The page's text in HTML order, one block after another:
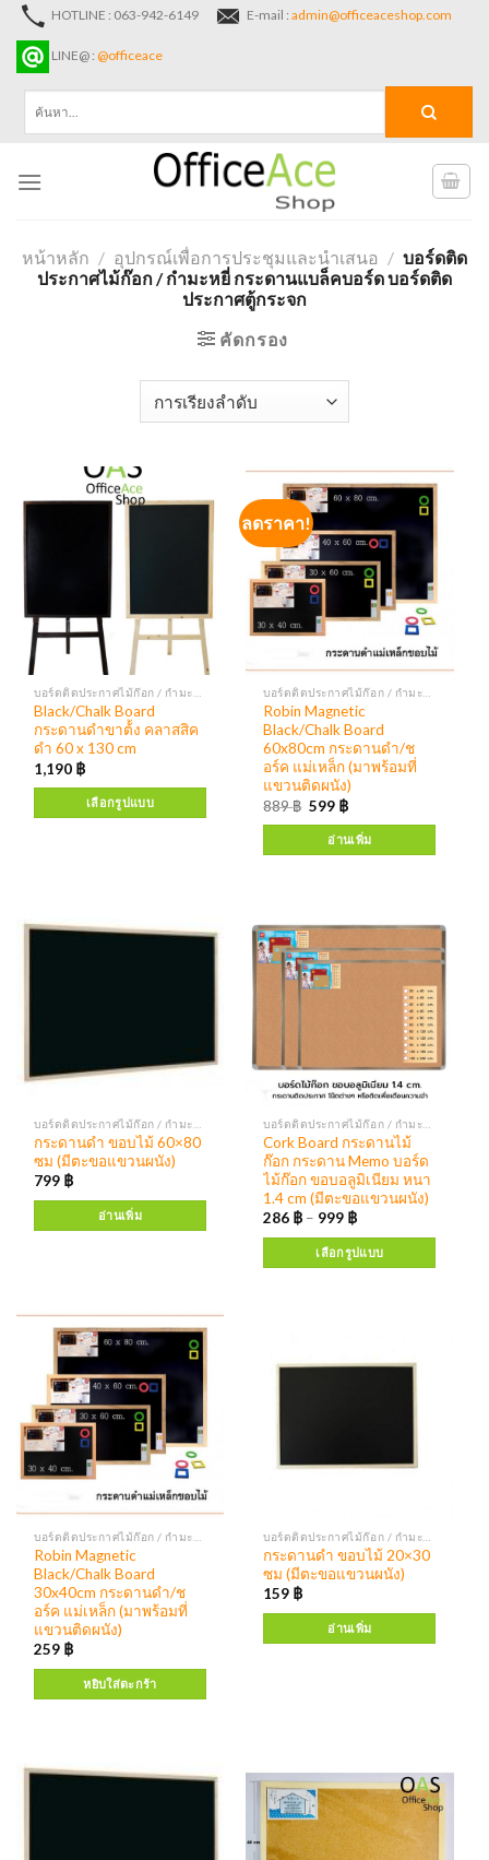
Skip
content
HOTLINE : 063-942-6149 E-mail : admin@officeaceshop.com
LINE@ : @officeace
หน้าหลัก / อุปกรณ์เพื่อการประชุมและนำเสนอ / บอร์ดติด
ประกาศไม้ก๊อก / กำมะหยี่ กระดานแบล็คบอร์ด บอร์ดติด
ประกาศตู้กระจก
คัดกรอง
บอร์ดติดประกาศไม้ก๊อก / กำมะหยี่ กระดานแบล็คบอร์ด บอร์ดติดประกาศตู้กระจก
Black/Chalk Board
กระดานดำขาต้้ง คลาสสิค
ดำ 60 x 130 cm
1,190 ฿
เลือกรูปแบบ
Cork Board กระดานไม้
ก๊อก กระดาน Memo บอร์ด
ไม้ก๊อก ขอบอลูมิเนียม หนา
1.4 cm (มีตะขอแขวนผนัง)
286 ฿ – 999 ฿
เลือกรูปแบบ
Robin Magnetic
Black/Chalk Board
30x40cm กระดานดำ/ช
อร์ค แม่เหล็ก (มาพร้อมที่
แขวนติดผนัง)
259 ฿
หยิบใส่ตะกร้า
ลดราคา!
บอร์ดติดประกาศไม้ก๊อก / กำมะหยี่ กระดานแบล็คบอร์ด บอร์ดติดประกาศตู้กระจก
Robin Magnetic
Black/Chalk Board
60x80cm กระดานดำ/ช
อร์ค แม่เหล็ก (มาพร้อมที่
แขวนติดผนัง)
889฿ 599 ฿
อ่านเพิ่ม
กระดานดำ ขอบไม้ 20×30
ซม (มีตะขอแขวนผนัง)
159 ฿
อ่านเพิ่ม
กระดานดำ ขอบไม้ 60×80
ซม (มีตะขอแขวนผนัง)
799 ฿
อ่านเพิ่ม